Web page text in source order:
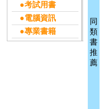
●考試用書
●電腦資訊
●專業書籍
同
類
書
推
薦